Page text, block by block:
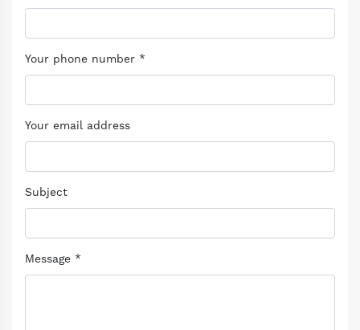
Your phone number *
Your email address
Subject
Message *